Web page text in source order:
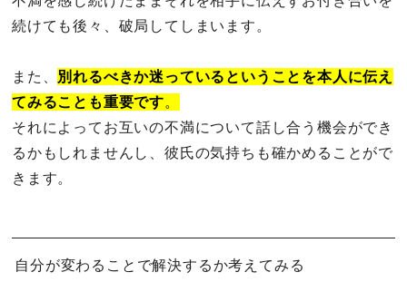
続けても後々、破局してしまいます。
また、 別れるべきか迷っているということを本人に伝え
てみることも重要です。
それによってお互いの不満について話し合う機会ができ
るかもしれませんし、彼氏の気持ちも確かめることがで
きます。
自分が変わることで解決するか考えてみる